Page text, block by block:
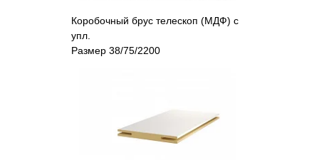
Коробочный брус телескоп (МДФ) с
упл.
Размер 38/75/2200